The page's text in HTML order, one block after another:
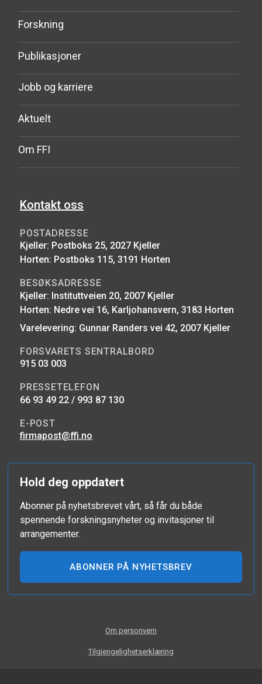
Forskning
Publikasjoner
Jobb og karriere
Aktuelt
Om FFI
Kontakt oss
POSTADRESSE
Kjeller: Postboks 25, 2027 Kjeller
Horten: Postboks 115, 3191 Horten
BESØKSADRESSE
Kjeller: Instituttveien 20, 2007 Kjeller
Horten: Nedre vei 16, Karljohansvern, 3183 Horten
Varelevering: Gunnar Randers vei 42, 2007 Kjeller
FORSVARETS SENTRALBORD
915 03 003
PRESSETELEFON
66 93 49 22 / 993 87 130
E-POST
firmapost@ffi.no
Hold deg oppdatert
Abonner på nyhetsbrevet vårt, så får du både
spennende forskningsnyheter og invitasjoner til
arrangementer.
ABONNER PÅ NYHETSBREV
Om personvern
Tilgjengelighetserklæring